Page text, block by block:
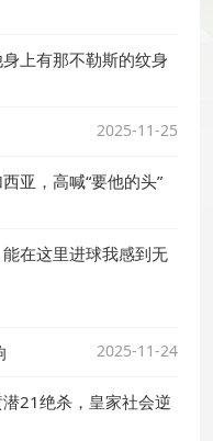
上有那不勒斯的纹身
2025-11-25
亚，高喊“要他的头”
在这里进球我感到无
2025-11-24
21绝杀，皇家社会逆